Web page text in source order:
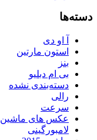
دسته‌ها
آ او دی
استون مارتین
بنز
بی ام دبلیو
دسته‌بندی نشده
رالی
سرعت
عکس های ماشین
لامبورگینی